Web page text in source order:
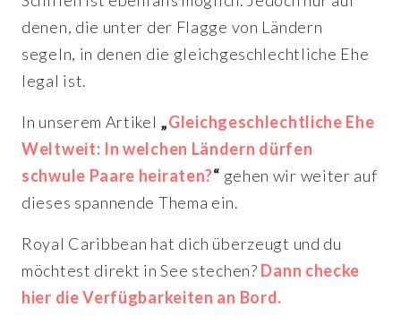
denen, die unter der Flagge von Ländern
segeln, in denen die gleichgeschlechtliche Ehe
legal ist.
In unserem Artikel „Gleichgeschlechtliche Ehe
Weltweit: In welchen Ländern dürfen
schwule Paare heiraten?“ gehen wir weiter auf
dieses spannende Thema ein.
Royal Caribbean hat dich überzeugt und du
möchtest direkt in See stechen? Dann checke
hier die Verfügbarkeiten an Bord.